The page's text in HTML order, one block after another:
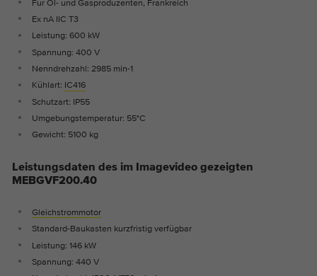
Für Öl- und Gasproduzenten, Frankreich
Ex nA IIC T3
Leistung: 600 kW
Spannung: 400 V
Nenndrehzahl: 2985 min-1
Kühlart: IC416
Schutzart: IP55
Umgebungstemperatur: 55°C
Gewicht: 5100 kg
Leistungsdaten des im Imagevideo gezeigten
MEBGVF200.40
Gleichstrommotor
Standard-Baukasten kurzfristig verfügbar
Leistung: 146 kW
Spannung: 440 V